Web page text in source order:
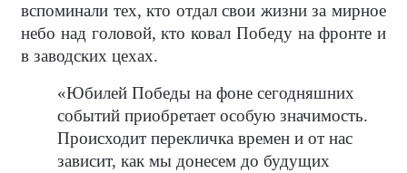
вспоминали тех, кто отдал свои жизни за мирное
небо над головой, кто ковал Победу на фронте и
в заводских цехах.
«Юбилей Победы на фоне сегодняшних
событий приобретает особую значимость.
Происходит перекличка времен и от нас
зависит, как мы донесем до будущих